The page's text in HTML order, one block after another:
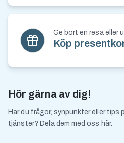
Ge bort en resa eller
Köp
Hör gärna av dig!
Har du frågor, synpunkter eller tips
tjänster? Dela dem med oss här.